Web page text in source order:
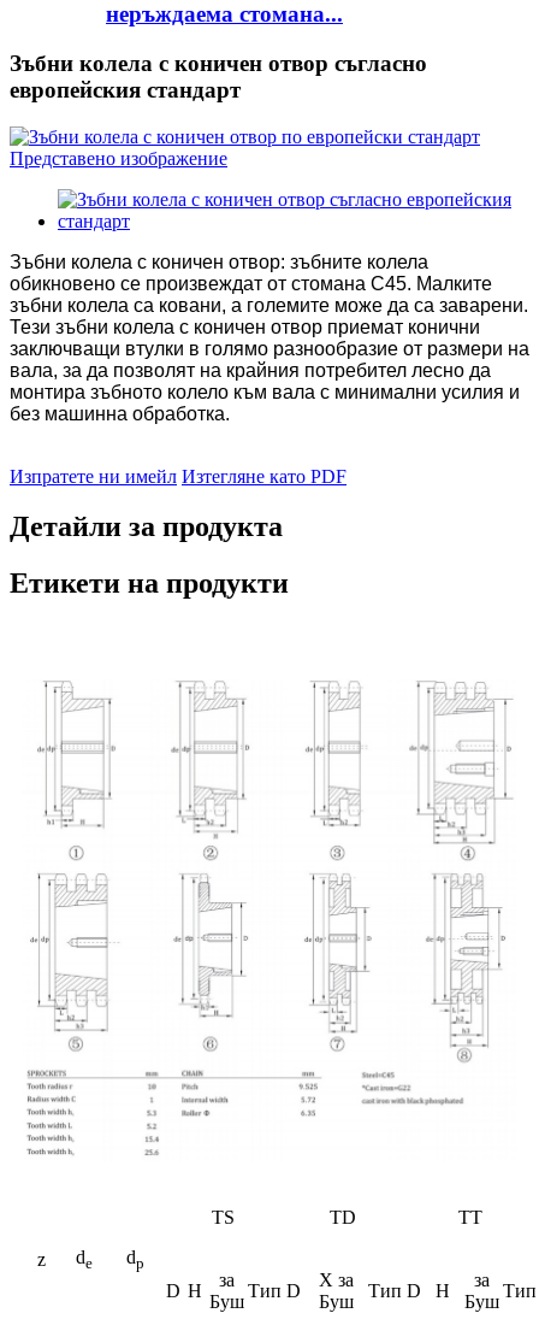
неръждаема стомана...
Зъбни колела с коничен отвор съгласно
европейския стандарт
Зъбни колела с коничен отвор: зъбните колела
обикновено се произвеждат от стомана C45. Малките
зъбни колела са ковани, а големите може да са заварени.
Тези зъбни колела с коничен отвор приемат конични
заключващи втулки в голямо разнообразие от размери на
вала, за да позволят на крайния потребител лесно да
монтира зъбното колело към вала с минимални усилия и
без машинна обработка.
Изпратете ни имейл Изтегляне като PDF
Детайли за продукта
Етикети на продукти
z de dp
TS TD TT
D H
за
Буш
Тип D
Х за
Буш
Тип D H
за
Буш
Тип